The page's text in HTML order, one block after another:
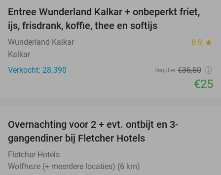
32%
Entree Wunderland Kalkar + onbeperkt friet,
ijs, frisdrank, koffie, thee en softijs
Wunderland Kalkar 8.9 star
Kalkar
Verkocht: 28.390
Regulier €36,50
€25
Overnachting voor 2 + evt. ontbijt en 3-
gangendiner bij Fletcher Hotels
Fletcher Hotels
Wolfheze (+ meerdere locaties) (6 km)